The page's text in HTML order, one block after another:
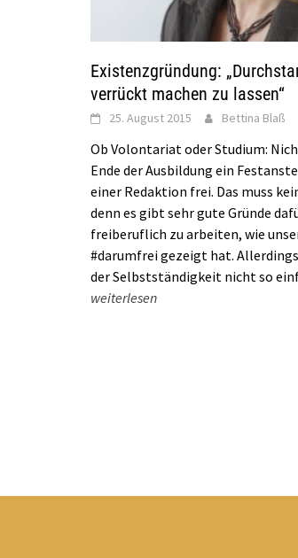
Existenzgründung:
verrückt machen zu lassen“
25. August 2015 Bettina Blaß
Ob Volontariat oder Studium:
Ende der Ausbildung ein
einer Redaktion frei. Das muss
denn es gibt sehr gute Gründe
freiberuflich zu arbeiten, wie
#darumfrei gezeigt hat.
der Selbstständigkeit nicht so
weiterlesen